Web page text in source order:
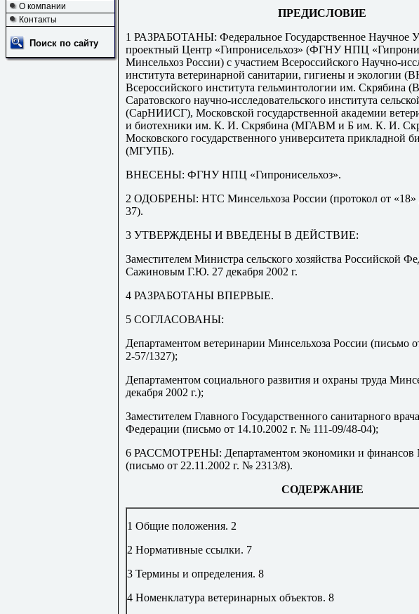
О компании
Контакты
Поиск по сайту
ПРЕДИСЛОВИЕ
1 РАЗРАБОТАНЫ: Федеральное Государственное Научное
проектный Центр «Гипронисельхоз» (ФГНУ НПЦ
Минсельхоз России) с участием Всероссийского Научно-
института ветеринарной санитарии, гигиены и экологии
Всероссийского института гельминтологии им. Скрябина
Саратовского научно-исследовательского института
(СарНИИСГ), Московской государственной академии
и биотехники им. К. И. Скрябина (МГАВМ и Б им. К. И.
Московского государственного университета прикладной
(МГУПБ).
ВНЕСЕНЫ: ФГНУ НПЦ «Гипронисельхоз».
2 ОДОБРЕНЫ: НТС Минсельхоза России (протокол от «18»
37).
3 УТВЕРЖДЕНЫ И ВВЕДЕНЫ В ДЕЙСТВИЕ:
Заместителем Министра сельского хозяйства Российской
Сажиновым Г.Ю. 27 декабря 2002 г.
4 РАЗРАБОТАНЫ ВПЕРВЫЕ.
5 СОГЛАСОВАНЫ:
Департаментом ветеринарии Минсельхоза России (письмо
2-57/1327);
Департаментом социального развития и охраны труда
декабря 2002 г.);
Заместителем Главного Государственного санитарного
Федерации (письмо от 14.10.2002 г. № 111-09/48-04);
6 РАССМОТРЕНЫ: Департаментом экономики и финансов
(письмо от 22.11.2002 г. № 2313/8).
СОДЕРЖАНИЕ
1 Общие положения. 2
2 Нормативные ссылки. 7
3 Термины и определения. 8
4 Номенклатура ветеринарных объектов. 8